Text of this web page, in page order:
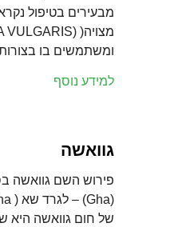
מבעירים בטיפול
ומשתמשים בו
למידע נוסף
גוואשה
פירוש השם גוואשה
של חום גוואשה היא